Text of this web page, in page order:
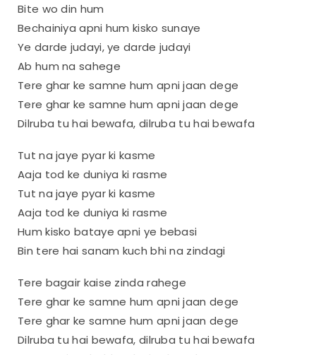
Bite wo din hum
Bechainiya apni hum kisko sunaye
Ye darde judayi, ye darde judayi
Ab hum na sahege
Tere ghar ke samne hum apni jaan dege
Tere ghar ke samne hum apni jaan dege
Dilruba tu hai bewafa, dilruba tu hai bewafa
Tut na jaye pyar ki kasme
Aaja tod ke duniya ki rasme
Tut na jaye pyar ki kasme
Aaja tod ke duniya ki rasme
Hum kisko bataye apni ye bebasi
Bin tere hai sanam kuch bhi na zindagi
Tere bagair kaise zinda rahege
Tere ghar ke samne hum apni jaan dege
Tere ghar ke samne hum apni jaan dege
Dilruba tu hai bewafa, dilruba tu hai bewafa